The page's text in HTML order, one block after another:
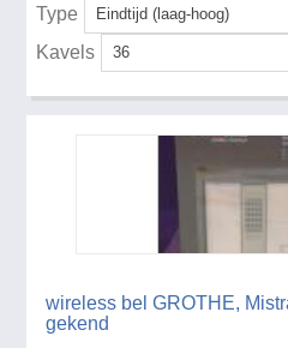
Type
Kavels
wireless bel GROTHE,
gekend